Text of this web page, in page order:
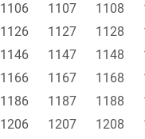
1106 1107 1108
1126 1127 1128
1146 1147 1148
1166 1167 1168
1186 1187 1188
1206 1207 1208